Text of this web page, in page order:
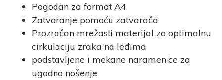
Pogodan za format A4
Zatvaranje pomoću zatvarača
Prozračan mrežasti materijal za optimalnu
cirkulaciju zraka na leđima
podstavljene i mekane naramenice za
ugodno nošenje